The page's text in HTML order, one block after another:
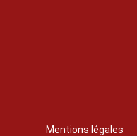
Mentions légales